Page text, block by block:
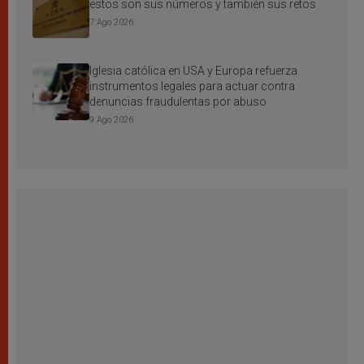
estos son sus números y también sus retos
7 Ago 2026
Iglesia católica en USA y Europa refuerza
instrumentos legales para actuar contra
denuncias fraudulentas por abuso
9 Ago 2026